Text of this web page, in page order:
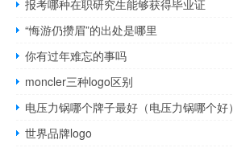
报考哪种在职研究生能够获得毕业证
“悔游仍攒眉”的出处是哪里
你有过年难忘的事吗
moncler三种logo区别
电压力锅哪个牌子最好（电压力锅哪个好）
世界品牌logo